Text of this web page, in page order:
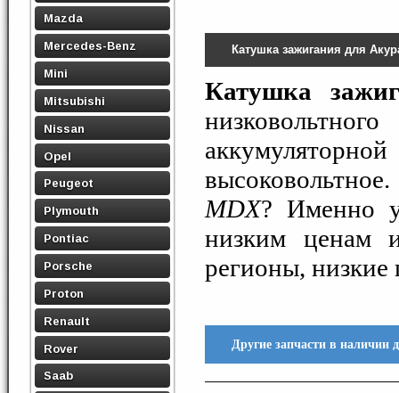
Mazda
Mercedes-Benz
Mini
Mitsubishi
Nissan
Opel
Peugeot
Plymouth
Pontiac
Porsche
Proton
Renault
Rover
Saab
Катушка зажигания для
Катушка
MDX? Именно
низким ценам
регионы,
Другие запчасти в наличии